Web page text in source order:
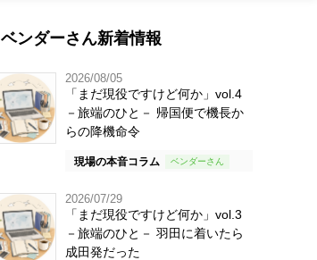
ベンダーさん新着情報
2026/08/05
「まだ現役ですけど何か」vol.4
－旅端のひと－ 帰国便で機長か
らの降機命令
現場の本音コラム
2026/07/29
「まだ現役ですけど何か」vol.3
－旅端のひと－ 羽田に着いたら
成田発だった